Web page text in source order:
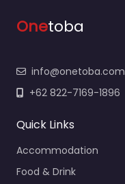
Onetoba
info@onetoba.com
+62 822-7169-1896
Quick Links
Accommodation
Food & Drink